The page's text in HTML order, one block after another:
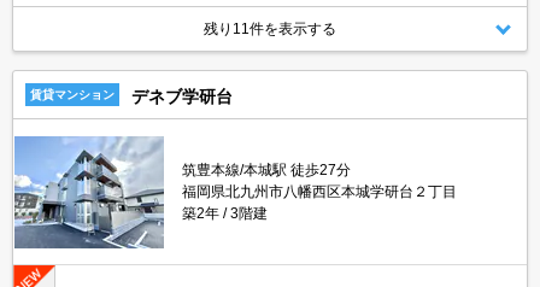
残り11件を表示する
賃貸マンション デネブ学研台
筑豊本線/本城駅 徒歩27分
福岡県北九州市八幡西区本城学研台２丁目
築2年
3階建